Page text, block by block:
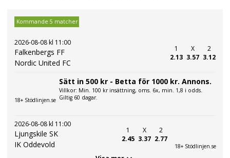
Kommande 5 matcher
2026-08-08 kl 11:00
Falkenbergs FF
Nordic United FC
1
2.13
X
3.57
2
3.12
18+ Stödlinjen.se
Sätt in 500 kr - Betta för 1000 kr. Annons.
Villkor: Min. 100 kr insättning, oms. 6x, min. 1,8 i odds.
Giltig 60 dagar.
2026-08-08 kl 11:00
Ljungskile SK
IK Oddevold
1
2.45
X
3.37
2
2.77
18+ Stödlinjen.se